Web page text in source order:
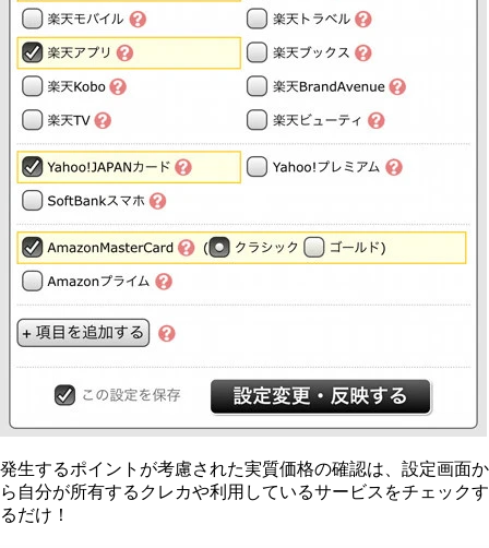
発生するポイントが考慮された実質価格の確認は、設定画面か
ら自分が所有するクレカや利用しているサービスをチェックす
るだけ！